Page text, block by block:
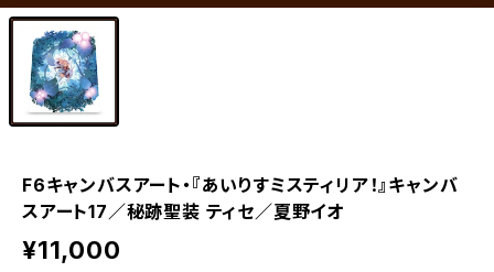
F6キャンバスアート・『あいりすミスティリア！』キャンバ
スアート17／秘跡聖装 ティセ／夏野イオ
¥11,000